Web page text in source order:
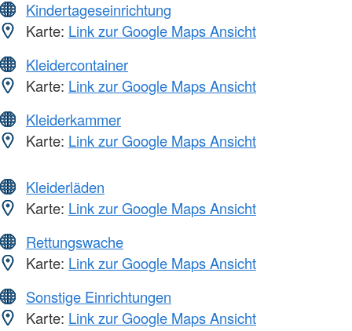
Kindertageseinrichtung
Karte: Link zur Google Maps Ansicht
Kleidercontainer
Karte: Link zur Google Maps Ansicht
Kleiderkammer
Karte: Link zur Google Maps Ansicht
Kleiderläden
Karte: Link zur Google Maps Ansicht
Rettungswache
Karte: Link zur Google Maps Ansicht
Sonstige Einrichtungen
Karte: Link zur Google Maps Ansicht